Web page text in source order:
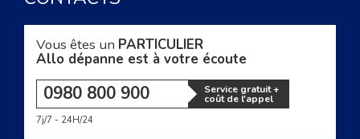
Vous êtes un PARTICULIER
Allo dépanne est à votre écoute
0980 800 900 Service gratuit +
coût de l'appel
7j/7 - 24H/24